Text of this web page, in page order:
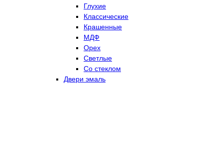
Глухие
Классические
Крашенные
МДФ
Орех
Светлые
Со стеклом
Двери эмаль